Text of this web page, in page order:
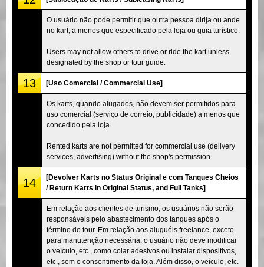
O usuário não pode permitir que outra pessoa dirija ou ande
no kart, a menos que especificado pela loja ou guia turístico.
Users may not allow others to drive or ride the kart unless
designated by the shop or tour guide.
13 [Uso Comercial / Commercial Use]
Os karts, quando alugados, não devem ser permitidos para
uso comercial (serviço de correio, publicidade) a menos que
concedido pela loja.
Rented karts are not permitted for commercial use (delivery
services, advertising) without the shop's permission.
14
[Devolver Karts no Status Original e com Tanques Cheios
/ Return Karts in Original Status, and Full Tanks]
Em relação aos clientes de turismo, os usuários não serão
responsáveis pelo abastecimento dos tanques após o
término do tour. Em relação aos aluguéis freelance, exceto
para manutenção necessária, o usuário não deve modificar
o veículo, etc., como colar adesivos ou instalar dispositivos,
etc., sem o consentimento da loja. Além disso, o veículo, etc.